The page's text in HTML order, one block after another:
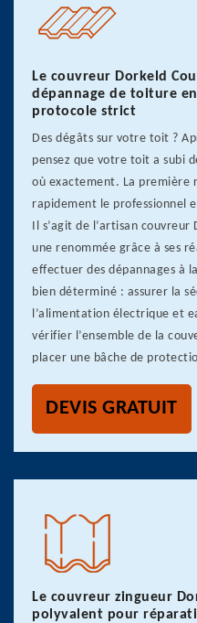
Le couvreur Dorkeld
dépannage de toiture
protocole strict
Des dégâts sur votre toit ?
pensez que votre toit a subi
où exactement. La première
rapidement le professionnel
Il s’agit de l’artisan
une renommée grâce à ses
effectuer des dépannages à
bien déterminé : assurer la
l’alimentation électrique et
vérifier l’ensemble de la
placer une bâche de
DEVIS GRATUIT
Le couvreur zingueur
polyvalent pour